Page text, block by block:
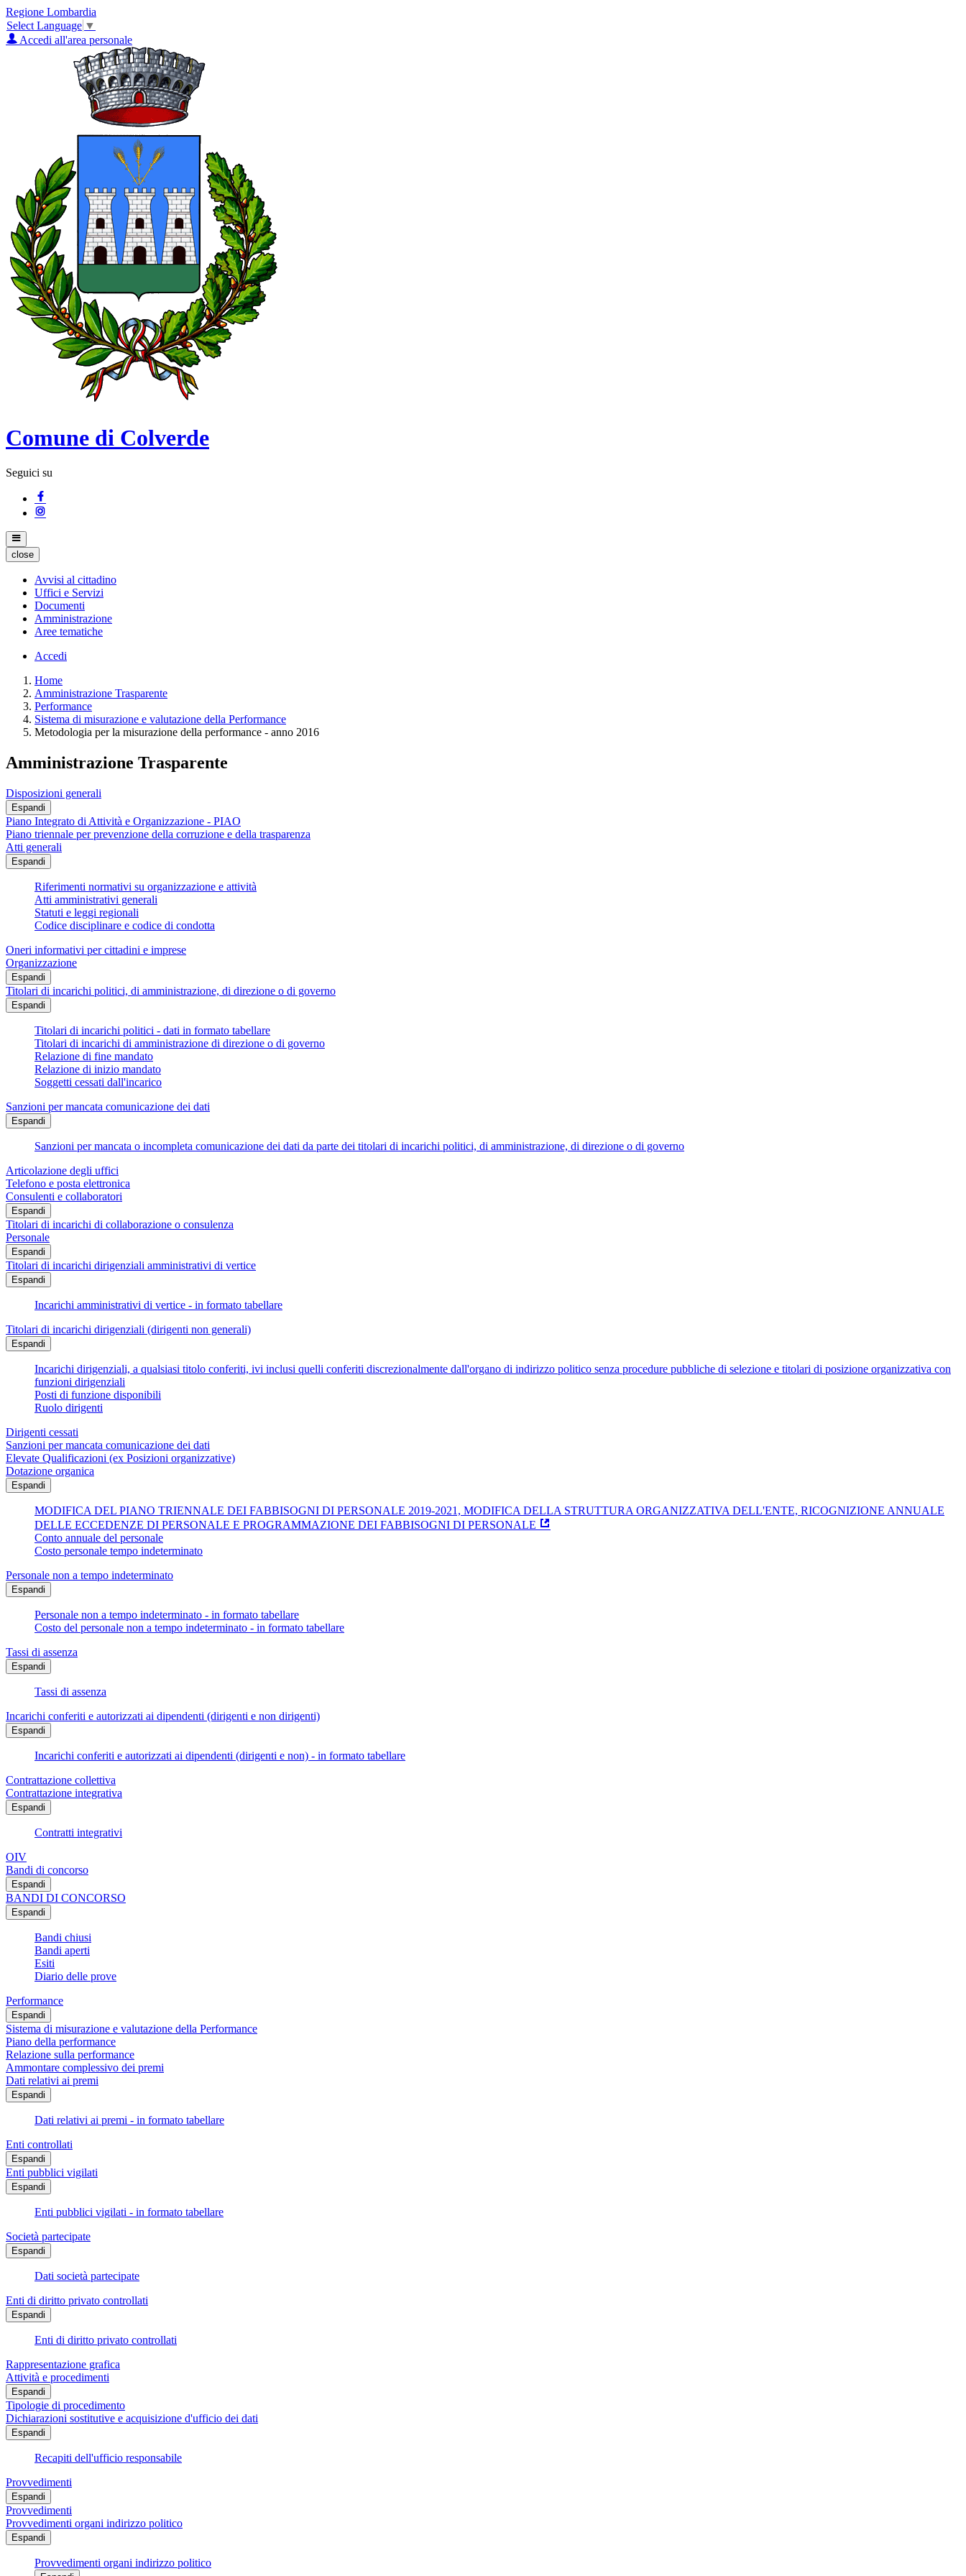
Regione Lombardia
Select Language ▼
Accedi all'area personale
Comune di Colverde
Seguici su
close
Avvisi al cittadino
Uffici e Servizi
Documenti
Amministrazione
Aree tematiche
Accedi
Home
Amministrazione Trasparente
Performance
Sistema di misurazione e valutazione della Performance
Metodologia per la misurazione della performance - anno 2016
Amministrazione Trasparente
Disposizioni generali
Espandi
Piano Integrato di Attività e Organizzazione - PIAO
Piano triennale per prevenzione della corruzione e della trasparenza
Atti generali
Espandi
Riferimenti normativi su organizzazione e attività
Atti amministrativi generali
Statuti e leggi regionali
Codice disciplinare e codice di condotta
Oneri informativi per cittadini e imprese
Organizzazione
Espandi
Titolari di incarichi politici, di amministrazione, di direzione o di governo
Espandi
Titolari di incarichi politici - dati in formato tabellare
Titolari di incarichi di amministrazione di direzione o di governo
Relazione di fine mandato
Relazione di inizio mandato
Soggetti cessati dall'incarico
Sanzioni per mancata comunicazione dei dati
Espandi
Sanzioni per mancata o incompleta comunicazione dei dati da parte dei titolari di incarichi politici, di amministrazione, di direzione o di governo
Articolazione degli uffici
Telefono e posta elettronica
Consulenti e collaboratori
Espandi
Titolari di incarichi di collaborazione o consulenza
Personale
Espandi
Titolari di incarichi dirigenziali amministrativi di vertice
Espandi
Incarichi amministrativi di vertice - in formato tabellare
Titolari di incarichi dirigenziali (dirigenti non generali)
Espandi
Incarichi dirigenziali, a qualsiasi titolo conferiti, ivi inclusi quelli conferiti discrezionalmente dall'organo di indirizzo politico senza procedure pubbliche di selezione e titolari di posizione organizzativa con
funzioni dirigenziali
Posti di funzione disponibili
Ruolo dirigenti
Dirigenti cessati
Sanzioni per mancata comunicazione dei dati
Elevate Qualificazioni (ex Posizioni organizzative)
Dotazione organica
Espandi
MODIFICA DEL PIANO TRIENNALE DEI FABBISOGNI DI PERSONALE 2019-2021, MODIFICA DELLA STRUTTURA ORGANIZZATIVA DELL'ENTE, RICOGNIZIONE ANNUALE
DELLE ECCEDENZE DI PERSONALE E PROGRAMMAZIONE DEI FABBISOGNI DI PERSONALE
Conto annuale del personale
Costo personale tempo indeterminato
Personale non a tempo indeterminato
Espandi
Personale non a tempo indeterminato - in formato tabellare
Costo del personale non a tempo indeterminato - in formato tabellare
Tassi di assenza
Espandi
Tassi di assenza
Incarichi conferiti e autorizzati ai dipendenti (dirigenti e non dirigenti)
Espandi
Incarichi conferiti e autorizzati ai dipendenti (dirigenti e non) - in formato tabellare
Contrattazione collettiva
Contrattazione integrativa
Espandi
Contratti integrativi
OIV
Bandi di concorso
Espandi
BANDI DI CONCORSO
Espandi
Bandi chiusi
Bandi aperti
Esiti
Diario delle prove
Performance
Espandi
Sistema di misurazione e valutazione della Performance
Piano della performance
Relazione sulla performance
Ammontare complessivo dei premi
Dati relativi ai premi
Espandi
Dati relativi ai premi - in formato tabellare
Enti controllati
Espandi
Enti pubblici vigilati
Espandi
Enti pubblici vigilati - in formato tabellare
Società partecipate
Espandi
Dati società partecipate
Enti di diritto privato controllati
Espandi
Enti di diritto privato controllati
Rappresentazione grafica
Attività e procedimenti
Espandi
Tipologie di procedimento
Dichiarazioni sostitutive e acquisizione d'ufficio dei dati
Espandi
Recapiti dell'ufficio responsabile
Provvedimenti
Espandi
Provvedimenti
Provvedimenti organi indirizzo politico
Espandi
Provvedimenti organi indirizzo politico